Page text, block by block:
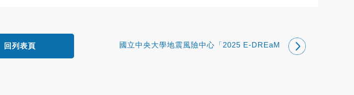
國立中央大學地震風險中心「2025 E-DREaM
回列表頁